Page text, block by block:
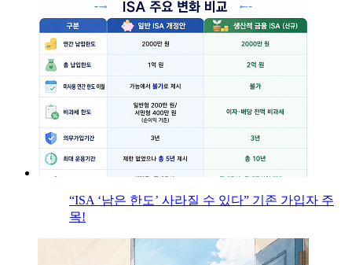
“ISA ‘남은 한도’ 사라질 수 있다” 기존 가입자 주
목!